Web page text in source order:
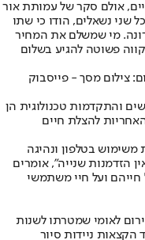
אולם סקר של עמותת אור
מהציבור, אחד מכל שני נשאלים, הודו כי שתו
מי שמשלם את המחיר
פשוטה להגיע בשלום
צילום מסך - פייסבוק
והתקדמות טכנולוגית הן
להצלת חיים
בטלפון ונהיגה
הזדמנות שנייה", אומרים
ועל חיי משתמשי
לאומי שמטרתו לשנות
הקצאות ניידות סיור